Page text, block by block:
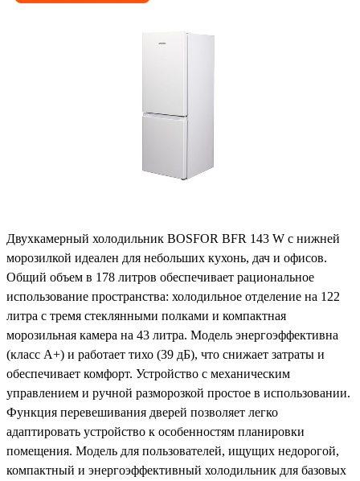
Двухкамерный холодильник BOSFOR BFR 143 W с нижней
морозилкой идеален для небольших кухонь, дач и офисов.
Общий объем в 178 литров обеспечивает рациональное
использование пространства: холодильное отделение на 122
литра с тремя стеклянными полками и компактная
морозильная камера на 43 литра. Модель энергоэффективна
(класс А+) и работает тихо (39 дБ), что снижает затраты и
обеспечивает комфорт. Устройство с механическим
управлением и ручной разморозкой простое в использовании.
Функция перевешивания дверей позволяет легко
адаптировать устройство к особенностям планировки
помещения. Модель для пользователей, ищущих недорогой,
компактный и энергоэффективный холодильник для базовых